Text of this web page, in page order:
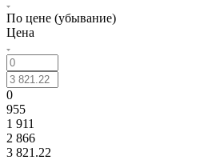
По цене (убывание)
Цена
0
955
1 911
2 866
3 821.22